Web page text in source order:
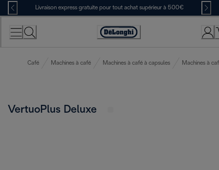
Skip
to
Content
Livraison express gratuite pour tout achat supérieur à 500€
Déclaration
Café Machines à café Machines à café à capsules Machines à
VertuoPlus Deluxe